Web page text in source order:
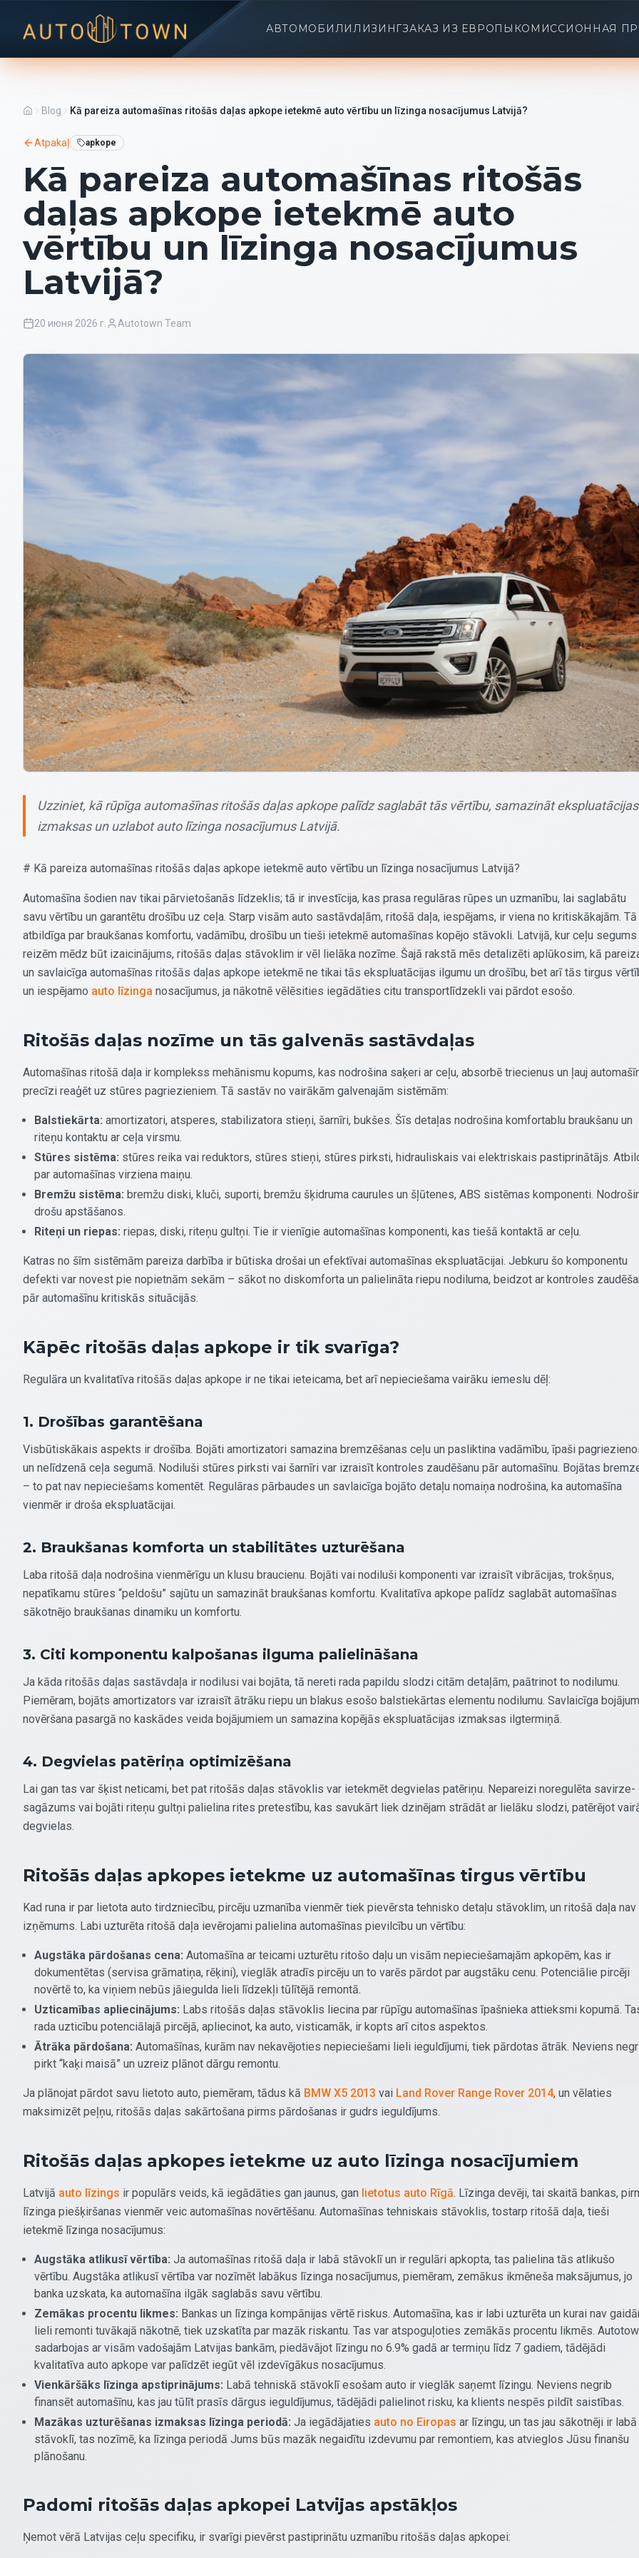
АВТОМОБИЛИЛИЗИНГЗАКАЗ ИЗ ЕВРОПЫ КОМИССИОННАЯ
Blog Kā pareiza automašīnas ritošās daļas apkope ietekmē auto vērtību un līzinga nosacījumus Latvijā?
Atpakaļ apkope
Kā pareiza automašīnas ritošās
daļas apkope ietekmē auto
vērtību un līzinga nosacījumus
Latvijā?
20 июня 2026 г. Autotown Team
Uzziniet, kā rūpīga automašīnas ritošās daļas apkope palīdz saglabāt tās vērtību, samazināt ekspluatācijas
izmaksas un uzlabot auto līzinga nosacījumus Latvijā.
# Kā pareiza automašīnas ritošās daļas apkope ietekmē auto vērtību un līzinga nosacījumus Latvijā?
Automašīna šodien nav tikai pārvietošanās līdzeklis; tā ir investīcija, kas prasa regulāras rūpes un uzmanību, lai saglabātu
savu vērtību un garantētu drošību uz ceļa. Starp visām auto sastāvdaļām, ritošā daļa, iespējams, ir viena no kritiskākajām.
atbildīga par braukšanas komfortu, vadāmību, drošību un tieši ietekmē automašīnas kopējo stāvokli. Latvijā, kur ceļu segums
reizēm mēdz būt izaicinājums, ritošās daļas stāvoklim ir vēl lielāka nozīme. Šajā rakstā mēs detalizēti aplūkosim, kā
un savlaicīga automašīnas ritošās daļas apkope ietekmē ne tikai tās ekspluatācijas ilgumu un drošību, bet arī tās tirgus
un iespējamo auto līzinga nosacījumus, ja nākotnē vēlēsities iegādāties citu transportlīdzekli vai pārdot esošo.
Ritošās daļas nozīme un tās galvenās sastāvdaļas
Automašīnas ritošā daļa ir komplekss mehānismu kopums, kas nodrošina saķeri ar ceļu, absorbē triecienus un ļauj
precīzi reaģēt uz stūres pagriezieniem. Tā sastāv no vairākām galvenajām sistēmām:
Balstiekārta: amortizatori, atsperes, stabilizatora stieņi, šarnīri, bukšes. Šīs detaļas nodrošina komfortablu braukšanu un
riteņu kontaktu ar ceļa virsmu.
Stūres sistēma: stūres reika vai reduktors, stūres stieņi, stūres pirksti, hidrauliskais vai elektriskais pastiprinātājs.
par automašīnas virziena maiņu.
Bremžu sistēma: bremžu diski, kluči, suporti, bremžu šķidruma caurules un šļūtenes, ABS sistēmas komponenti.
drošu apstāšanos.
Riteņi un riepas: riepas, diski, riteņu gultņi. Tie ir vienīgie automašīnas komponenti, kas tiešā kontaktā ar ceļu.
Katras no šīm sistēmām pareiza darbība ir būtiska drošai un efektīvai automašīnas ekspluatācijai. Jebkuru šo komponentu
defekti var novest pie nopietnām sekām – sākot no diskomforta un palielināta riepu nodiluma, beidzot ar kontroles
pār automašīnu kritiskās situācijās.
Kāpēc ritošās daļas apkope ir tik svarīga?
Regulāra un kvalitatīva ritošās daļas apkope ir ne tikai ieteicama, bet arī nepieciešama vairāku iemeslu dēļ:
1. Drošības garantēšana
Visbūtiskākais aspekts ir drošība. Bojāti amortizatori samazina bremzēšanas ceļu un pasliktina vadāmību, īpaši
un nelīdzenā ceļa segumā. Nodiluši stūres pirksti vai šarnīri var izraisīt kontroles zaudēšanu pār automašīnu. Bojātas
– to pat nav nepieciešams komentēt. Regulāras pārbaudes un savlaicīga bojāto detaļu nomaiņa nodrošina, ka automašīna
vienmēr ir droša ekspluatācijai.
2. Braukšanas komforta un stabilitātes uzturēšana
Laba ritošā daļa nodrošina vienmērīgu un klusu braucienu. Bojāti vai nodiluši komponenti var izraisīt vibrācijas, trokšņus,
nepatīkamu stūres “peldošu” sajūtu un samazināt braukšanas komfortu. Kvalitatīva apkope palīdz saglabāt automašīnas
sākotnējo braukšanas dinamiku un komfortu.
3. Citi komponentu kalpošanas ilguma palielināšana
Ja kāda ritošās daļas sastāvdaļa ir nodilusi vai bojāta, tā nereti rada papildu slodzi citām detaļām, paātrinot to nodilumu.
Piemēram, bojāts amortizators var izraisīt ātrāku riepu un blakus esošo balstiekārtas elementu nodilumu. Savlaicīga
novēršana pasargā no kaskādes veida bojājumiem un samazina kopējās ekspluatācijas izmaksas ilgtermiņā.
4. Degvielas patēriņa optimizēšana
Lai gan tas var šķist neticami, bet pat ritošās daļas stāvoklis var ietekmēt degvielas patēriņu. Nepareizi noregulēta savirze-
sagāzums vai bojāti riteņu gultņi palielina rites pretestību, kas savukārt liek dzinējam strādāt ar lielāku slodzi, patērējot
degvielas.
Ritošās daļas apkopes ietekme uz automašīnas tirgus vērtību
Kad runa ir par lietota auto tirdzniecību, pircēju uzmanība vienmēr tiek pievērsta tehnisko detaļu stāvoklim, un ritošā daļa nav
izņēmums. Labi uzturēta ritošā daļa ievērojami palielina automašīnas pievilcību un vērtību:
Augstāka pārdošanas cena: Automašīna ar teicami uzturētu ritošo daļu un visām nepieciešamajām apkopēm, kas ir
dokumentētas (servisa grāmatiņa, rēķini), vieglāk atradīs pircēju un to varēs pārdot par augstāku cenu. Potenciālie pircēji
novērtē to, ka viņiem nebūs jāiegulda lieli līdzekļi tūlītējā remontā.
Uzticamības apliecinājums: Labs ritošās daļas stāvoklis liecina par rūpīgu automašīnas īpašnieka attieksmi kopumā.
rada uzticību potenciālajā pircējā, apliecinot, ka auto, visticamāk, ir kopts arī citos aspektos.
Ātrāka pārdošana: Automašīnas, kurām nav nekavējoties nepieciešami lieli ieguldījumi, tiek pārdotas ātrāk. Neviens
pirkt “kaķi maisā” un uzreiz plānot dārgu remontu.
Ja plānojat pārdot savu lietoto auto, piemēram, tādus kā BMW X5 2013 vai Land Rover Range Rover 2014, un vēlaties
maksimizēt peļņu, ritošās daļas sakārtošana pirms pārdošanas ir gudrs ieguldījums.
Ritošās daļas apkopes ietekme uz auto līzinga nosacījumiem
Latvijā auto līzings ir populārs veids, kā iegādāties gan jaunus, gan lietotus auto Rīgā. Līzinga devēji, tai skaitā bankas,
līzinga piešķiršanas vienmēr veic automašīnas novērtēšanu. Automašīnas tehniskais stāvoklis, tostarp ritošā daļa, tieši
ietekmē līzinga nosacījumus:
Augstāka atlikusī vērtība: Ja automašīnas ritošā daļa ir labā stāvoklī un ir regulāri apkopta, tas palielina tās atlikušo
vērtību. Augstāka atlikusī vērtība var nozīmēt labākus līzinga nosacījumus, piemēram, zemākus ikmēneša maksājumus, jo
banka uzskata, ka automašīna ilgāk saglabās savu vērtību.
Zemākas procentu likmes: Bankas un līzinga kompānijas vērtē riskus. Automašīna, kas ir labi uzturēta un kurai nav
lieli remonti tuvākajā nākotnē, tiek uzskatīta par mazāk riskantu. Tas var atspoguļoties zemākās procentu likmēs.
sadarbojas ar visām vadošajām Latvijas bankām, piedāvājot līzingu no 6.9% gadā ar termiņu līdz 7 gadiem, tādējādi
kvalitatīva auto apkope var palīdzēt iegūt vēl izdevīgākus nosacījumus.
Vienkāršāks līzinga apstiprinājums: Labā tehniskā stāvoklī esošam auto ir vieglāk saņemt līzingu. Neviens negrib
finansēt automašīnu, kas jau tūlīt prasīs dārgus ieguldījumus, tādējādi palielinot risku, ka klients nespēs pildīt saistības.
Mazākas uzturēšanas izmaksas līzinga periodā: Ja iegādājaties auto no Eiropas ar līzingu, un tas jau sākotnēji ir labā
stāvoklī, tas nozīmē, ka līzinga periodā Jums būs mazāk negaidītu izdevumu par remontiem, kas atvieglos Jūsu finanšu
plānošanu.
Padomi ritošās daļas apkopei Latvijas apstākļos
Ņemot vērā Latvijas ceļu specifiku, ir svarīgi pievērst pastiprinātu uzmanību ritošās daļas apkopei: